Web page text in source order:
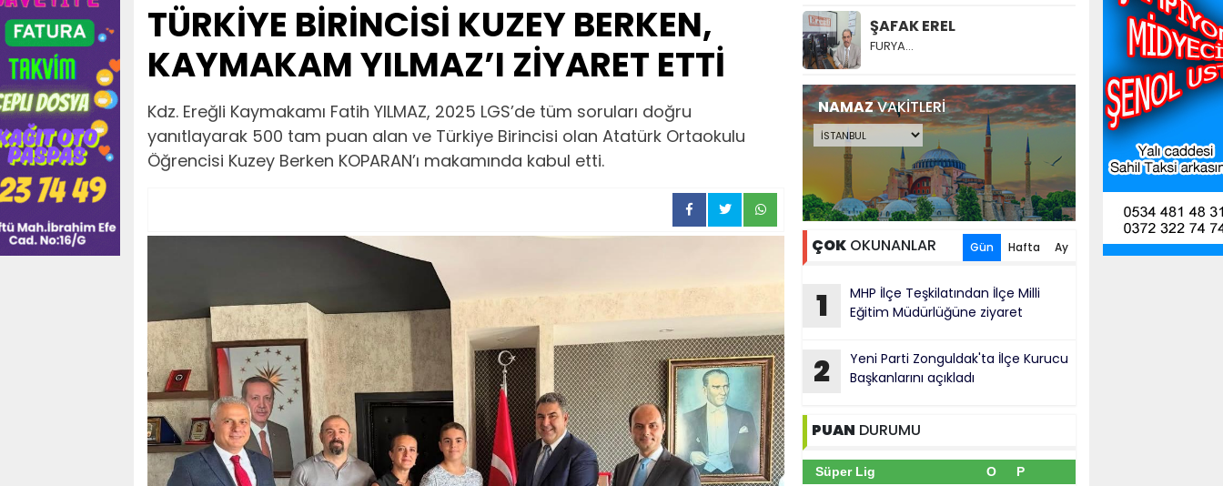
TÜRKİYE BİRİNCİSİ KUZEY BERKEN,
KAYMAKAM YILMAZ’I ZİYARET ETTİ
Kdz. Ereğli Kaymakamı Fatih YILMAZ, 2025 LGS’de tüm soruları doğru
yanıtlayarak 500 tam puan alan ve Türkiye Birincisi olan Atatürk Ortaokulu
Öğrencisi Kuzey Berken KOPARAN’ı makamında kabul etti.
ŞAFAK EREL
FURYA…
NAMAZVAKİTLERİ
ÇOK OKUNANLAR Gün Hafta Ay
1
MHP İlçe Teşkilatından İlçe Milli
Eğitim Müdürlüğüne ziyaret
2
Yeni Parti Zonguldak'ta İlçe Kurucu
Başkanlarını açıkladı
PUAN DURUMU
Süper Lig O P